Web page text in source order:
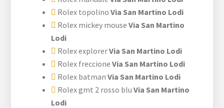
Rolex topolino Via San Martino Lodi
Rolex mickey mouse Via San Martino
Lodi
Rolex explorerVia San Martino Lodi
Rolex freccione Via San Martino Lodi
Rolex batman Via San Martino Lodi
Rolex gmt 2 rosso blu Via San Martino
Lodi